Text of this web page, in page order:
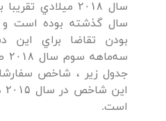
سال ۲۰۱۸ ميلادي
سال گذشته بوده است و
بودن تقاضا براي این
است.